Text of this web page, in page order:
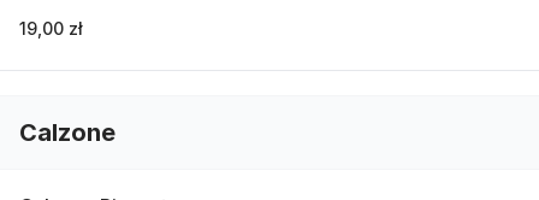
19,00 zł
Calzone